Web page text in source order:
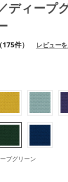
ディープ
（175件） レビュー
プグリーン